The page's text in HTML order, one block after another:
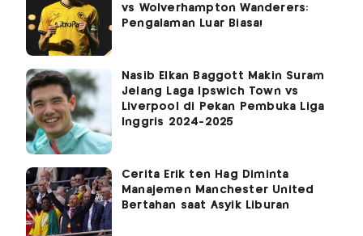
vs Wolverhampton Wanderers:
Pengalaman Luar Biasa!
Nasib Elkan Baggott Makin Suram
Jelang Laga Ipswich Town vs
Liverpool di Pekan Pembuka Liga
Inggris 2024-2025
Cerita Erik ten Hag Diminta
Manajemen Manchester United
Bertahan saat Asyik Liburan